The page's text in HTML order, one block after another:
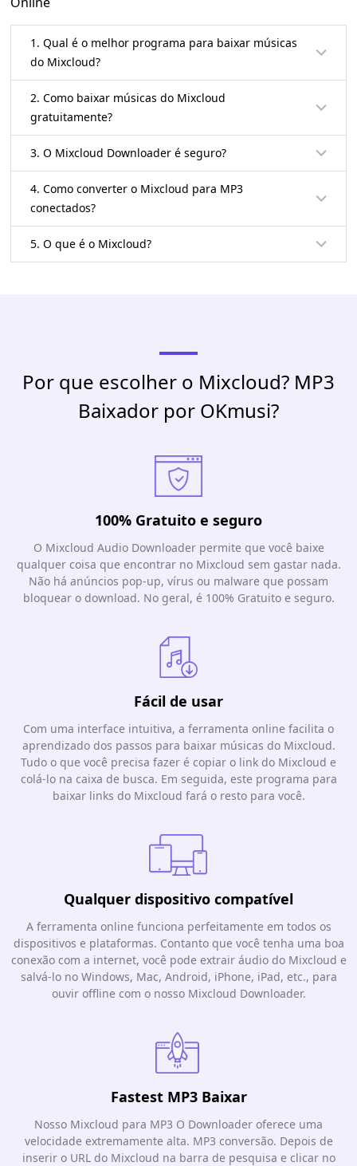
1. Qual é o melhor programa para baixar músicas
do Mixcloud?
2. Como baixar músicas do Mixcloud
gratuitamente?
3. O Mixcloud Downloader é seguro?
4. Como converter o Mixcloud para MP3
conectados?
5. O que é o Mixcloud?
Por que escolher o Mixcloud? MP3
Baixador por OKmusi?
100% Gratuito e seguro
O Mixcloud Audio Downloader permite que você baixe
qualquer coisa que encontrar no Mixcloud sem gastar nada.
Não há anúncios pop-up, vírus ou malware que possam
bloquear o download. No geral, é 100% Gratuito e seguro.
Fácil de usar
Com uma interface intuitiva, a ferramenta online facilita o
aprendizado dos passos para baixar músicas do Mixcloud.
Tudo o que você precisa fazer é copiar o link do Mixcloud e
colá-lo na caixa de busca. Em seguida, este programa para
baixar links do Mixcloud fará o resto para você.
Qualquer dispositivo compatível
A ferramenta online funciona perfeitamente em todos os
dispositivos e plataformas. Contanto que você tenha uma boa
conexão com a internet, você pode extrair áudio do Mixcloud e
salvá-lo no Windows, Mac, Android, iPhone, iPad, etc., para
ouvir offline com o nosso Mixcloud Downloader.
Fastest MP3 Baixar
Nosso Mixcloud para MP3 O Downloader oferece uma
velocidade extremamente alta. MP3 conversão. Depois de
inserir o URL do Mixcloud na barra de pesquisa e clicar no